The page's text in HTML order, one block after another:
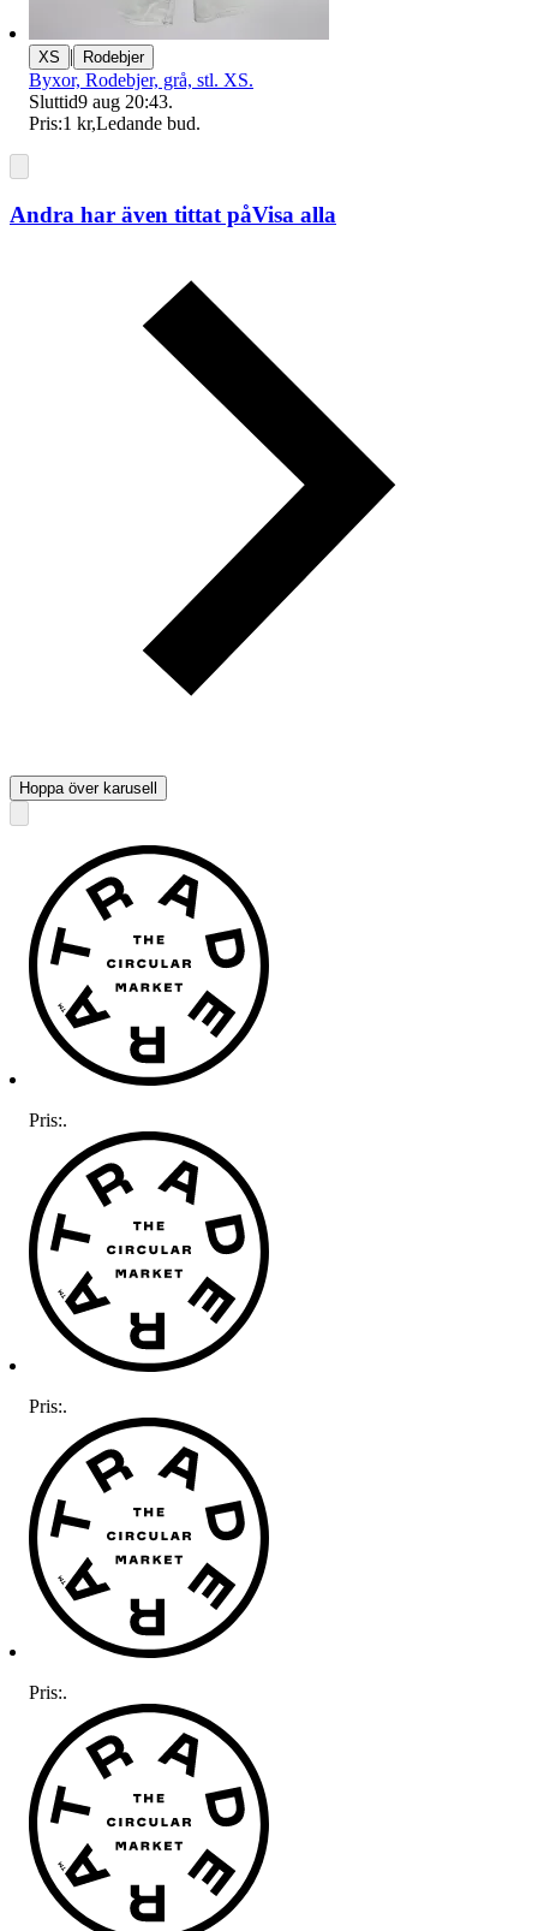
XS | Rodebjer
Byxor, Rodebjer, grå, stl. XS.
Sluttid9 aug 20:43.
Pris:1 kr,Ledande bud.
Andra har även tittat påVisa alla
Hoppa över karusell
Pris:.
Pris:.
Pris:.